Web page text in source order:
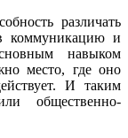
различать
коммуникацию и
навыком
место, где оно
И таким
общественно-